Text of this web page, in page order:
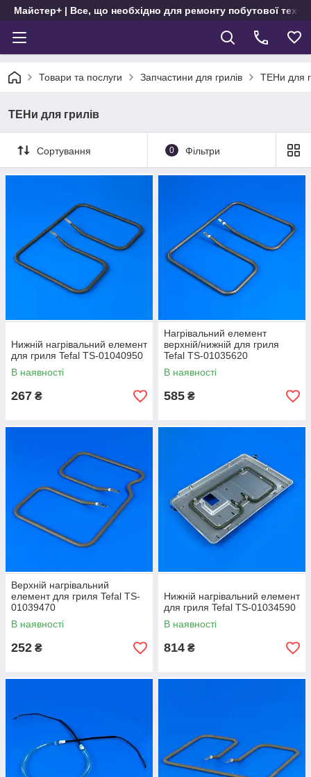
Майстер+ | Все, що необхідно для ремонту побутової
Товари та послуги Запчастини для грилів ТЕНи для
ТЕНи для грилів
Сортування 0 Фільтри
Нижній нагрівальний елемент
для гриля Tefal TS-01040950
В наявності
267 ₴
Нагрівальний елемент
верхній/нижній для гриля
Tefal TS-01035620
В наявності
585 ₴
Верхній нагрівальний
елемент для гриля Tefal TS-
01039470
В наявності
252 ₴
Нижній нагрівальний елемент
для гриля Tefal TS-01034590
В наявності
814 ₴